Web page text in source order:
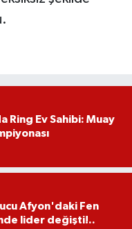
Ring Ev Sahibi: Muay
Afyon'daki Fen
lider değişti!..